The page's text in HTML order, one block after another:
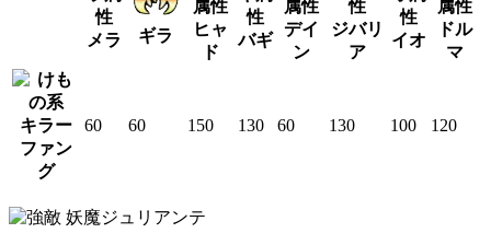
メラ ギラ
ヒャ
ド
バギ
デイ
ン
ジバリ
ア
イオ
ドル
マ
キラー
ファン
グ
60 60 150 130 60 130 100 120